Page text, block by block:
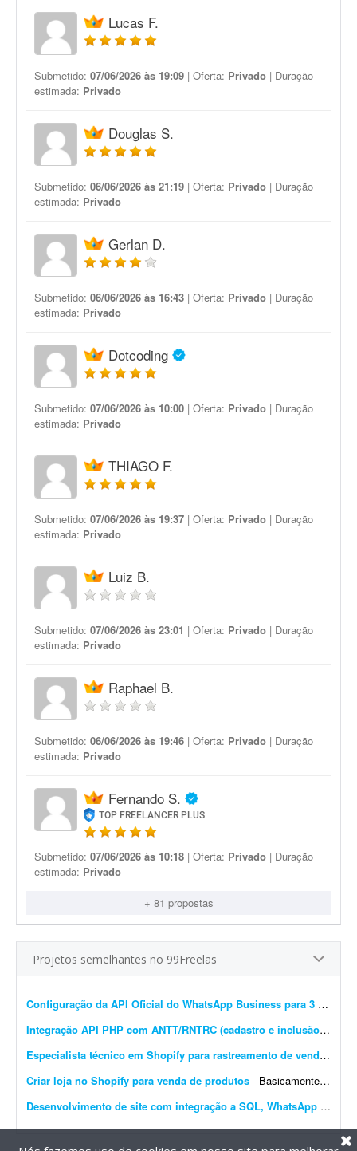
Lucas F.
Submetido: 07/06/2026 às 19:09 | Oferta: Privado | Duração
estimada: Privado
Douglas S.
Submetido: 06/06/2026 às 21:19 | Oferta: Privado | Duração
estimada: Privado
Gerlan D.
Submetido: 06/06/2026 às 16:43 | Oferta: Privado | Duração
estimada: Privado
Dotcoding
Submetido: 07/06/2026 às 10:00 | Oferta: Privado | Duração
estimada: Privado
THIAGO F.
Submetido: 07/06/2026 às 19:37 | Oferta: Privado | Duração
estimada: Privado
Luiz B.
Submetido: 07/06/2026 às 23:01 | Oferta: Privado | Duração
estimada: Privado
Raphael B.
Submetido: 06/06/2026 às 19:46 | Oferta: Privado | Duração
estimada: Privado
Fernando S.
TOP FREELANCER PLUS
Submetido: 07/06/2026 às 10:18 | Oferta: Privado | Duração
estimada: Privado
+ 81 propostas
Projetos semelhantes no 99Freelas
Configuração da API Oficial do WhatsApp Business para 3 instâncias
Integração API PHP com ANTT/RNTRC (cadastro e inclusão)
-
Especialista técnico em Shopify para rastreamento de vendas e Meta Pixel
Criar loja no Shopify para venda de produtos - Basicamente, quero que o site seja construído do zero e configurado no Shopify para venda de produtos. O carrinho de compras deve ter upsell. O produto deve ser configurado com variantes: a...
Desenvolvimento de site com integração a SQL, WhatsApp e IA